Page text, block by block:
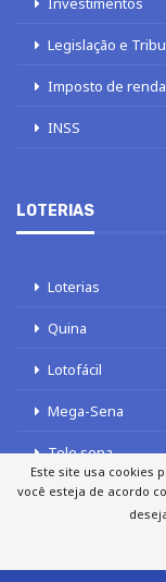
Este site usa cookies
você esteja de acordo